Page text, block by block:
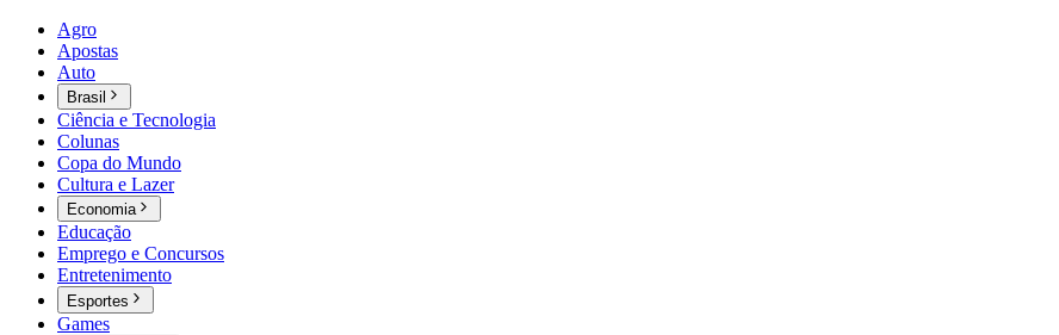
Agro
Apostas
Auto
Brasil
Ciência e Tecnologia
Colunas
Copa do Mundo
Cultura e Lazer
Economia
Educação
Emprego e Concursos
Entretenimento
Esportes
Games